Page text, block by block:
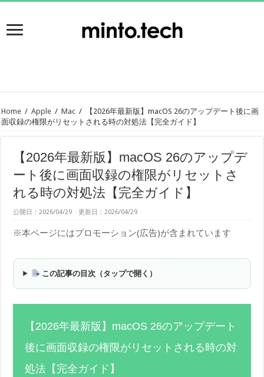
Home / Apple / Mac /
【2026年最新版】macOS 26のアップデート後に画
面収録の権限がリセットされる時の対処法【完全ガイド】
【2026年最新版】macOS 26のアップデ
ート後に画面収録の権限がリセットさ
れる時の対処法【完全ガイド】
公開日：2026/04/29 更新日：2026/04/29
※本ページにはプロモーション(広告)が含まれています
この記事の目次（タップで開く）
【2026年最新版】macOS 26のアップデート
後に画面収録の権限がリセットされる時の対
処法【完全ガイド】